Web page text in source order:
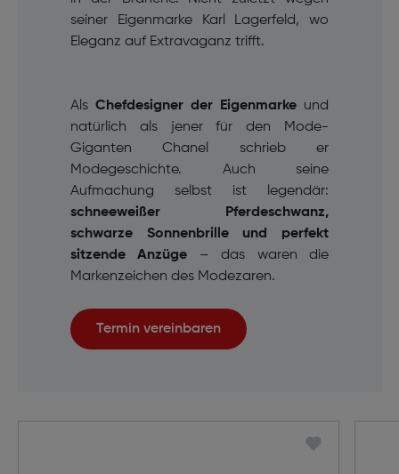
seiner Eigenmarke Karl Lagerfeld, wo
Eleganz auf Extravaganz trifft.
Als Chefdesigner der Eigenmarke und
natürlich als jener für den Mode-
Giganten Chanel schrieb er
Modegeschichte. Auch seine
Aufmachung selbst ist legendär:
schneeweißer Pferdeschwanz,
schwarze Sonnenbrille und perfekt
sitzende Anzüge – das waren die
Markenzeichen des Modezaren.
Termin vereinbaren